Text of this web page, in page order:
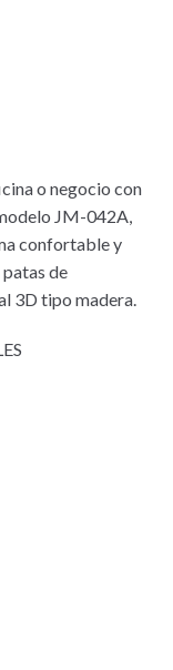
o negocio con
JM-042A,
confortable y
de
3D tipo madera.